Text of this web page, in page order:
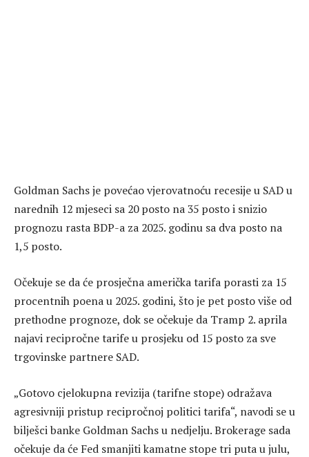
Goldman Sachs je povećao vjerovatnoću recesije u SAD u
narednih 12 mjeseci sa 20 posto na 35 posto i snizio
prognozu rasta BDP-a za 2025. godinu sa dva posto na
1,5 posto.
Očekuje se da će prosječna američka tarifa porasti za 15
procentnih poena u 2025. godini, što je pet posto više od
prethodne prognoze, dok se očekuje da Tramp 2. aprila
najavi recipročne tarife u prosjeku od 15 posto za sve
trgovinske partnere SAD.
„Gotovo cjelokupna revizija (tarifne stope) odražava
agresivniji pristup recipročnoj politici tarifa“, navodi se u
bilješci banke Goldman Sachs u nedjelju. Brokerage sada
očekuje da će Fed smanjiti kamatne stope tri puta u julu,